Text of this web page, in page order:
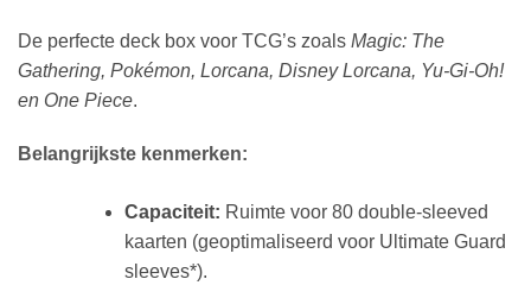
De perfecte deck box voor TCG’s zoals Magic: The
Gathering, Pokémon, Lorcana, Disney Lorcana, Yu-Gi-Oh!
en One Piece.
Belangrijkste kenmerken:
Capaciteit: Ruimte voor 80 double-sleeved
kaarten (geoptimaliseerd voor Ultimate Guard
sleeves*).